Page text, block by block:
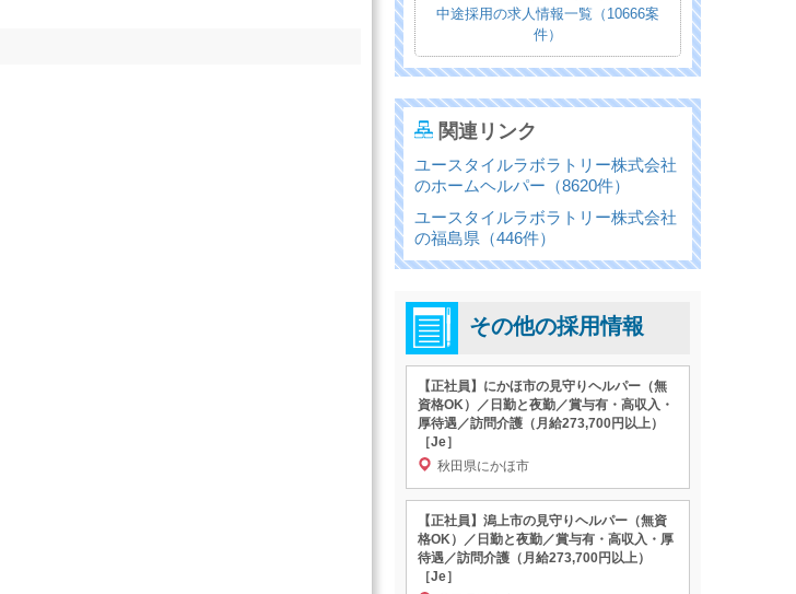
中途採用の求人情報一覧（10666案
件）
関連リンク
ユースタイルラボラトリー株式会社
のホームヘルパー（8620件）
ユースタイルラボラトリー株式会社
の福島県（446件）
その他の採用情報
【正社員】にかほ市の見守りヘルパー（無
資格OK）／日勤と夜勤／賞与有・高収入・
厚待遇／訪問介護（月給273,700円以上）
［Je］
秋田県にかほ市
【正社員】潟上市の見守りヘルパー（無資
格OK）／日勤と夜勤／賞与有・高収入・厚
待遇／訪問介護（月給273,700円以上）
［Je］